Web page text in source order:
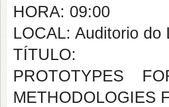
HORA: 09:00
LOCAL: Auditorio do
TÍTULO:
PROTOTYPES
METHODOLOGIES